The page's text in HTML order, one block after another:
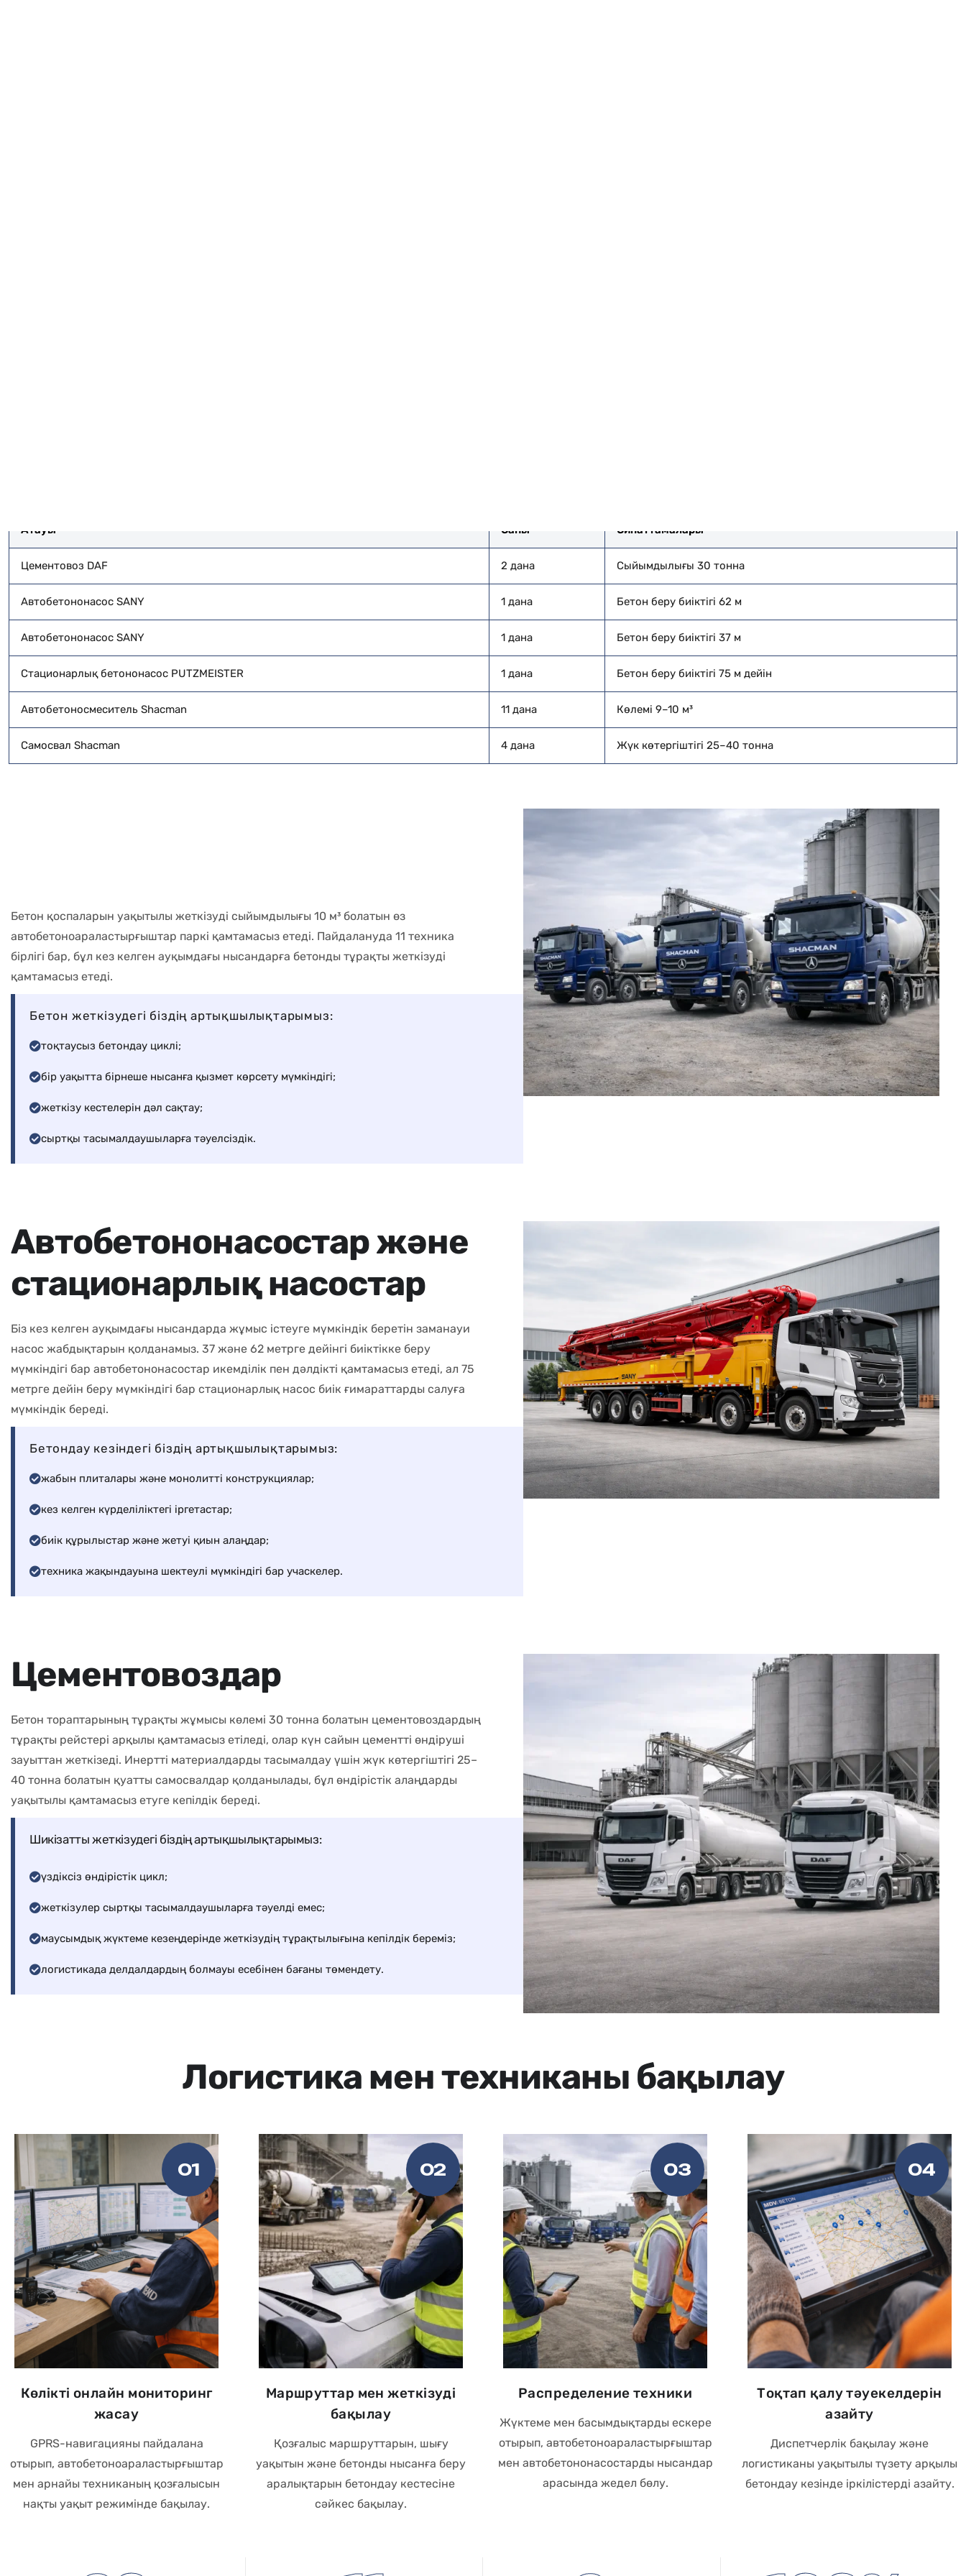
Цементовоз DAF 2 дана Сыйымдылығы 30 тонна
Автобетононасос SANY 1 дана Бетон беру биіктігі 62 м
Автобетононасос SANY 1 дана Бетон беру биіктігі 37 м
Стационарлық бетононасос PUTZMEISTER 1 дана Бетон беру биіктігі 75 м дейін
Автобетоносмеситель Shacman 11 дана Көлемі 9–10 м³
Самосвал Shacman 4 дана Жүк көтергіштігі 25–40 тонна
Бетон қоспаларын уақытылы жеткізуді сыйымдылығы 10 м³ болатын өз
автобетоноараластырғыштар паркі қамтамасыз етеді. Пайдалануда 11 техника
бірлігі бар, бұл кез келген ауқымдағы нысандарға бетонды тұрақты жеткізуді
қамтамасыз етеді.
Бетон жеткізудегі біздің артықшылықтарымыз:
тоқтаусыз бетондау циклі;
бір уақытта бірнеше нысанға қызмет көрсету мүмкіндігі;
жеткізу кестелерін дәл сақтау;
сыртқы тасымалдаушыларға тәуелсіздік.
Автобетононасостаржәне
стационарлық насостар
Біз кез келген ауқымдағы нысандарда жұмыс істеуге мүмкіндік беретін заманауи
насос жабдықтарын қолданамыз. 37 және 62 метрге дейінгі биіктікке беру
мүмкіндігі бар автобетононасостар икемділік пен дәлдікті қамтамасыз етеді, ал 75
метрге дейін беру мүмкіндігі бар стационарлық насос биік ғимараттарды салуға
мүмкіндік береді.
Бетондау кезіндегі біздің артықшылықтарымыз:
жабын плиталары және монолитті конструкциялар;
кез келген күрделіліктегі іргетастар;
биік құрылыстар және жетуі қиын алаңдар;
техника жақындауына шектеулі мүмкіндігі бар учаскелер.
Цементовоздар
Бетон тораптарының тұрақты жұмысы көлемі 30 тонна болатын цементовоздардың
тұрақты рейстері арқылы қамтамасыз етіледі, олар күн сайын цементті өндіруші
зауыттан жеткізеді. Инертті материалдарды тасымалдау үшін жүк көтергіштігі 25–
40 тонна болатын қуатты самосвалдар қолданылады, бұл өндірістік алаңдарды
уақытылы қамтамасыз етуге кепілдік береді.
Шикізатты жеткізудегі біздің артықшылықтарымыз:
үздіксіз өндірістік цикл;
жеткізулер сыртқы тасымалдаушыларға тәуелді емес;
маусымдық жүктеме кезеңдерінде жеткізудің тұрақтылығына кепілдік береміз;
логистикада делдалдардың болмауы есебінен бағаны төмендету.
Логистика мен техниканы бақылау
01
Көлікті онлайн мониторинг
GPRS-навигацияны пайдалана
отырып, автобетоноараластырғыштар
мен арнайы техниканың қозғалысын
нақты уақыт режимінде бақылау.
02
Маршруттар мен жеткізуді
бақылау
Қозғалыс маршруттарын, шығу
уақытын және бетонды нысанға беру
аралықтарын бетондау кестесіне
сәйкес бақылау.
03
Распределение техники
Жүктеме мен басымдықтарды ескере
отырып, автобетоноараластырғыштар
мен автобетононасостарды нысандар
арасында жедел бөлу.
04
Тоқтап қалу тәуекелдерін
азайту
Диспетчерлік бақылау және
бетондау кезінде іркілістерді азайту.